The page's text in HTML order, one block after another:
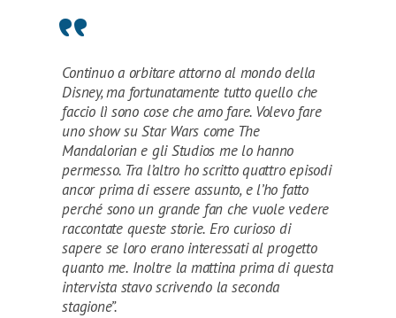
Continuo a orbitare attorno al mondo della
Disney, ma fortunatamente tutto quello che
faccio lì sono cose che amo fare. Volevo fare
uno show su Star Wars come The
Mandalorian e gli Studios me lo hanno
permesso. Tra l’altro ho scritto quattro episodi
ancor prima di essere assunto, e l’ho fatto
perché sono un grande fan che vuole vedere
raccontate queste storie. Ero curioso di
sapere se loro erano interessati al progetto
quanto me. Inoltre la mattina prima di questa
intervista stavo scrivendo la seconda
stagione”.